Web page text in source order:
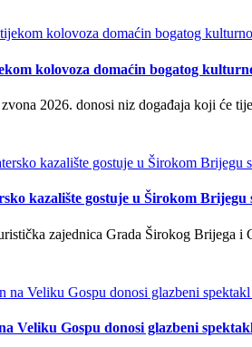
kolovoza domaćin bogatog
2026. donosi niz događaja koji će
kazalište gostuje u Širokom Brijegu
zajednica Grada Širokog Brijega
Veliku Gospu donosi glazbeni